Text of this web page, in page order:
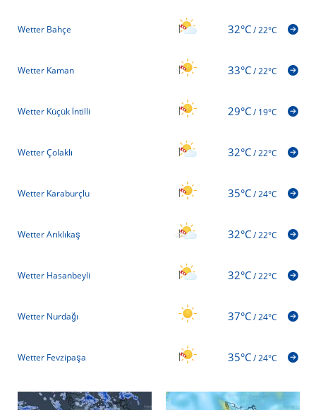
Wetter Bahçe 32°C/22°C
Wetter Kaman 33°C/22°C
Wetter Küçük İntilli 29°C/19°C
Wetter Çolaklı 32°C/22°C
Wetter Karaburçlu 35°C/24°C
Wetter Arıklıkaş 32°C/22°C
Wetter Hasanbeyli 32°C/22°C
Wetter Nurdağı 37°C/24°C
Wetter Fevzipaşa 35°C/24°C